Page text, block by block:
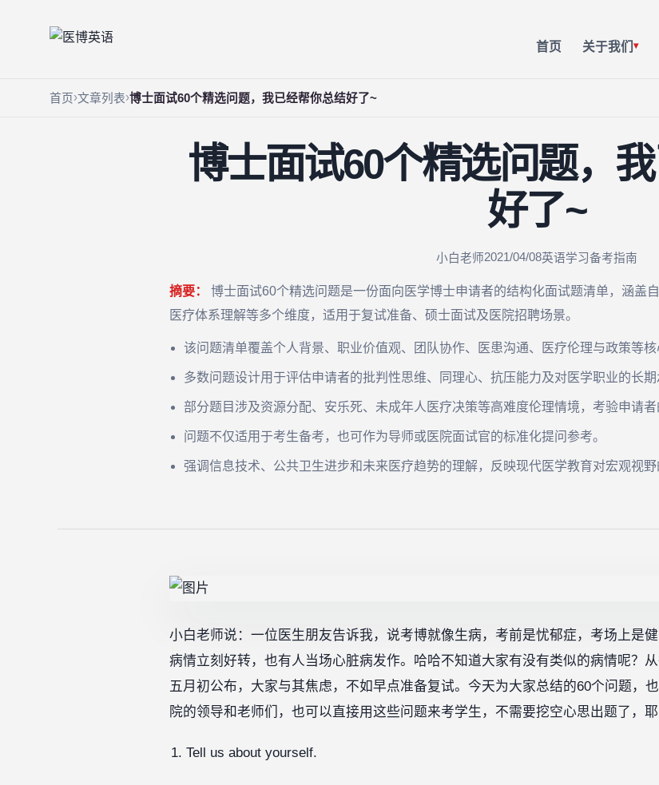
首页 关于我们 ▾
首页 文章列表 博士面试60个精选问题，我已经帮你总结好了~
博士面试60个精选问题，
好了~
小白老师2021/04/08英语学习备考指南
摘要：
博士面试60个精选问题是一份面向医学博士申请者的结构化面试题清单，涵盖
医疗体系理解等多个维度，适用于复试准备、硕士面试及医院招聘场景。
该问题清单覆盖个人背景、职业价值观、团队协作、医患沟通、医疗伦理与政策等核
多数问题设计用于评估申请者的批判性思维、同理心、抗压能力及对医学职业的长期
部分题目涉及资源分配、安乐死、未成年人医疗决策等高难度伦理情境，考验申请者
问题不仅适用于考生备考，也可作为导师或医院面试官的标准化提问参考。
强调信息技术、公共卫生进步和未来医疗趋势的理解，反映现代医学教育对宏观视野
小白老师说：一位医生朋友告诉我，说考博就像生病，考前是忧郁症，考场上是
病情立刻好转，也有人当场心脏病发作。哈哈不知道大家有没有类似的病情呢？
五月初公布，大家与其焦虑，不如早点准备复试。今天为大家总结的60个问题，
院的领导和老师们，也可以直接用这些问题来考学生，不需要挖空心思出题了，耶
Tell us about yourself.